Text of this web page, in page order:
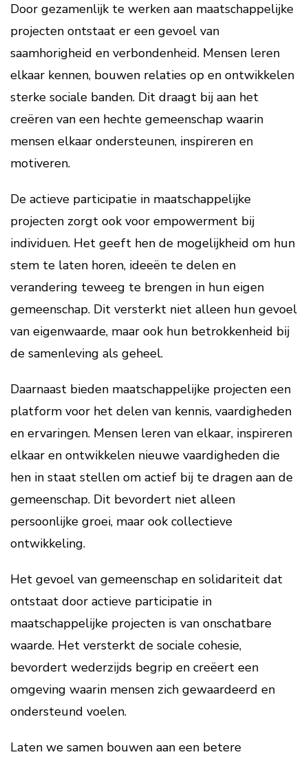
Door gezamenlijk te werken aan maatschappelijke
projecten ontstaat er een gevoel van
saamhorigheid en verbondenheid. Mensen leren
elkaar kennen, bouwen relaties op en ontwikkelen
sterke sociale banden. Dit draagt bij aan het
creëren van een hechte gemeenschap waarin
mensen elkaar ondersteunen, inspireren en
motiveren.
De actieve participatie in maatschappelijke
projecten zorgt ook voor empowerment bij
individuen. Het geeft hen de mogelijkheid om hun
stem te laten horen, ideeën te delen en
verandering teweeg te brengen in hun eigen
gemeenschap. Dit versterkt niet alleen hun gevoel
van eigenwaarde, maar ook hun betrokkenheid bij
de samenleving als geheel.
Daarnaast bieden maatschappelijke projecten een
platform voor het delen van kennis, vaardigheden
en ervaringen. Mensen leren van elkaar, inspireren
elkaar en ontwikkelen nieuwe vaardigheden die
hen in staat stellen om actief bij te dragen aan de
gemeenschap. Dit bevordert niet alleen
persoonlijke groei, maar ook collectieve
ontwikkeling.
Het gevoel van gemeenschap en solidariteit dat
ontstaat door actieve participatie in
maatschappelijke projecten is van onschatbare
waarde. Het versterkt de sociale cohesie,
bevordert wederzijds begrip en creëert een
omgeving waarin mensen zich gewaardeerd en
ondersteund voelen.
Laten we samen bouwen aan een betere